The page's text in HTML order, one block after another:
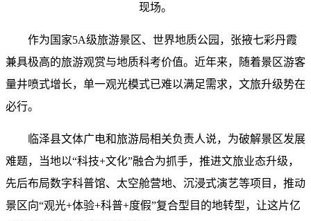
现场。
作为国家5A级旅游景区、世界地质公园，张掖七彩丹霞
兼具极高的旅游观赏与地质科考价值。近年来，随着景区游客
量井喷式增长，单一观光模式已难以满足需求，文旅升级势在
必行。
临泽县文体广电和旅游局相关负责人说，为破解景区发展
难题，当地以“科技+文化”融合为抓手，推进文旅业态升级，
先后布局数字科普馆、太空舱营地、沉浸式演艺等项目，推动
景区向“观光+体验+科普+度假”复合型目的地转型，让这片亿